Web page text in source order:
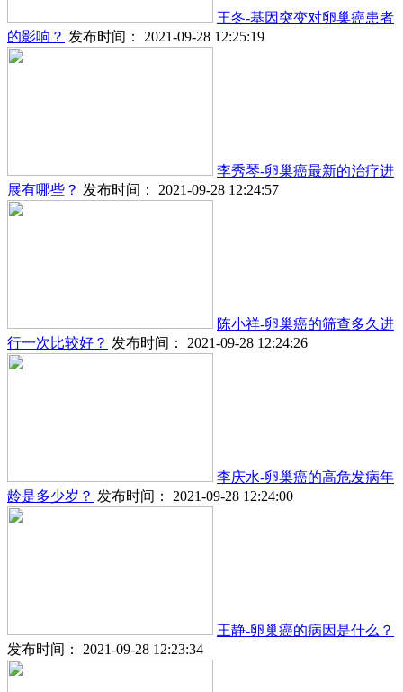
王冬-基因突变对卵巢癌患者
的影响？ 发布时间： 2021-09-28 12:25:19
李秀琴-卵巢癌最新的治疗进
展有哪些？ 发布时间： 2021-09-28 12:24:57
陈小祥-卵巢癌的筛查多久进
行一次比较好？ 发布时间： 2021-09-28 12:24:26
李庆水-卵巢癌的高危发病年
龄是多少岁？ 发布时间： 2021-09-28 12:24:00
王静-卵巢癌的病因是什么？
发布时间： 2021-09-28 12:23:34